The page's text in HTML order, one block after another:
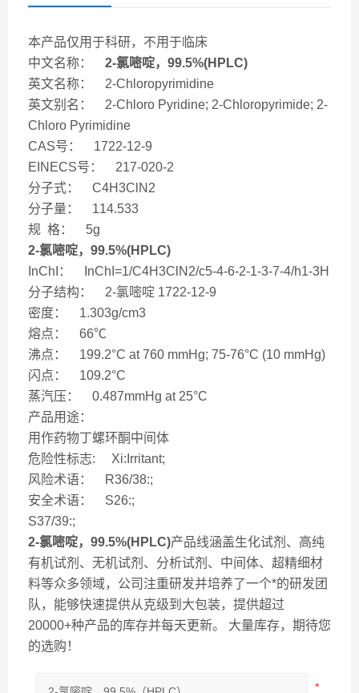
本产品仅用于科研，不用于临床
中文名称： 2-氯嘧啶，99.5%(HPLC)
英文名称： 2-Chloropyrimidine
英文别名： 2-Chloro Pyridine; 2-Chloropyrimide; 2-
Chloro Pyrimidine
CAS号： 1722-12-9
EINECS号： 217-020-2
分子式： C4H3ClN2
分子量： 114.533
规 格： 5g
2-氯嘧啶，99.5%(HPLC)
InChI： InChI=1/C4H3ClN2/c5-4-6-2-1-3-7-4/h1-3H
分子结构： 2-氯嘧啶 1722-12-9
密度： 1.303g/cm3
熔点： 66℃
沸点： 199.2°C at 760 mmHg; 75-76°C (10 mmHg)
闪点： 109.2°C
蒸汽压： 0.487mmHg at 25°C
产品用途：
用作药物丁螺环酮中间体
危险性标志: Xi:Irritant;
风险术语： R36/38:;
安全术语： S26:;
S37/39:;
2-氯嘧啶，99.5%(HPLC)产品线涵盖生化试剂、高纯
有机试剂、无机试剂、分析试剂、中间体、超精细材
料等众多领域，公司注重研发并培养了一个*的研发团
队，能够快速提供从克级到大包装，提供超过
20000+种产品的库存并每天更新。 大量库存，期待您
的选购！